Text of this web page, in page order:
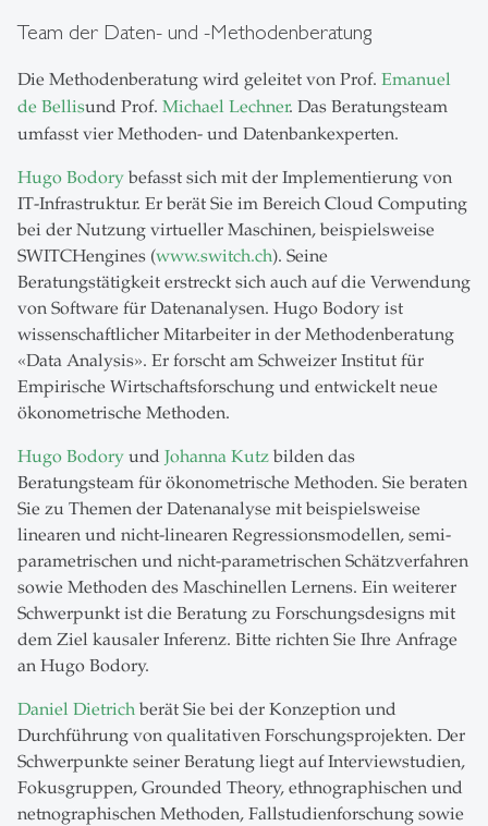
Team der Daten- und -Methodenberatung
Die Methodenberatung wird geleitet von Prof. Emanuel
de Bellisund Prof. Michael Lechner. Das Beratungsteam
umfasst vier Methoden- und Datenbankexperten.
Hugo Bodory befasst sich mit der Implementierung von
IT-Infrastruktur. Er berät Sie im Bereich Cloud Computing
bei der Nutzung virtueller Maschinen, beispielsweise
SWITCHengines (www.switch.ch). Seine
Beratungstätigkeit erstreckt sich auch auf die Verwendung
von Software für Datenanalysen. Hugo Bodory ist
wissenschaftlicher Mitarbeiter in der Methodenberatung
«Data Analysis». Er forscht am Schweizer Institut für
Empirische Wirtschaftsforschung und entwickelt neue
ökonometrische Methoden.
Hugo Bodory und Johanna Kutz bilden das
Beratungsteam für ökonometrische Methoden. Sie beraten
Sie zu Themen der Datenanalyse mit beispielsweise
linearen und nicht-linearen Regressionsmodellen, semi-
parametrischen und nicht-parametrischen Schätzverfahren
sowie Methoden des Maschinellen Lernens. Ein weiterer
Schwerpunkt ist die Beratung zu Forschungsdesigns mit
dem Ziel kausaler Inferenz. Bitte richten Sie Ihre Anfrage
an Hugo Bodory.
Daniel Dietrich berät Sie bei der Konzeption und
Durchführung von qualitativen Forschungsprojekten. Der
Schwerpunkte seiner Beratung liegt auf Interviewstudien,
Fokusgruppen, Grounded Theory, ethnographischen und
netnographischen Methoden, Fallstudienforschung sowie